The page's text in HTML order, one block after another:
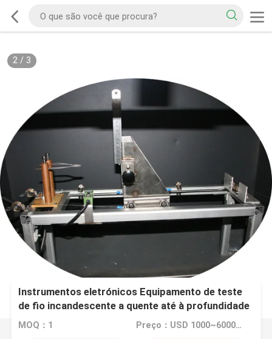
2/ 3
Instrumentos eletrónicos Equipamento de teste
de fio incandescente a quente até à profundidade
7 mm + 0,5 mm (regulado) Classe de precisão: 0.5
MOQ：1 Preço：USD 1000~6000/per set